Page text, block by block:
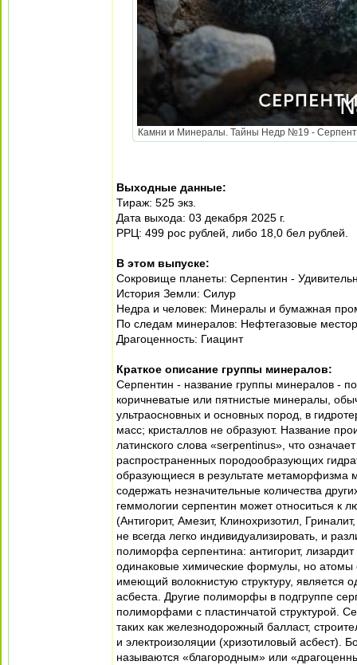
Камни и Минералы. Тайны Недр №19 -
Выходные данные:
Тираж: 525 экз.
Дата выхода: 03 декабря 2025 г.
РРЦ: 499 рос рублей, либо 18,0 бел рублей.
В этом выпуске:
Сокровище планеты: Серпентин -
История Земли: Силур
Недра и человек: Минералы и бумажная
По следам минералов: Нефтегазовые
Драгоценность: Гиацинт
Краткое описание группы минералов:
Серпентин - название группы минералов -
коричневатые или пятнистые минералы,
ультраосновных и основных пород, в
масс; кристаллов не образуют. Название
латинского слова «serpentinus», что
распространенных породообразующих
образующиеся в результате метаморфизма
содержать незначительные количества
геммологии серпентин может относиться к
(Антигорит, Амезит, Клинохризотил,
не всегда легко индивидуализировать, и
полиморфа серпентина: антигорит,
одинаковые химические формулы, но атомы
имеющий волокнистую структуру,
асбеста. Другие полиморфы в подгруппе
полиморфами с пластинчатой структурой.
таких как железнодорожный балласт,
и электроизоляции (хризотиловый асбест).
называются «благородным» или